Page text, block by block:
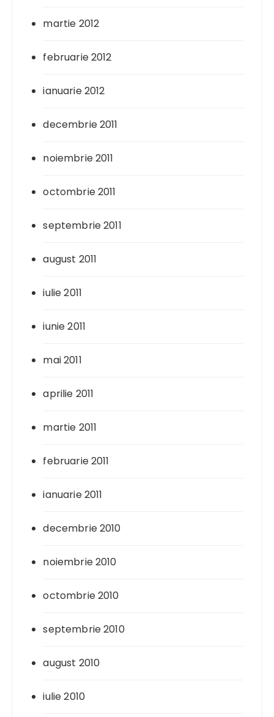
martie 2012
februarie 2012
ianuarie 2012
decembrie 2011
noiembrie 2011
octombrie 2011
septembrie 2011
august 2011
iulie 2011
iunie 2011
mai 2011
aprilie 2011
martie 2011
februarie 2011
ianuarie 2011
decembrie 2010
noiembrie 2010
octombrie 2010
septembrie 2010
august 2010
iulie 2010